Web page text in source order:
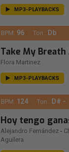
MP3-PLAYBACKS
BPM: 96 Ton.: Db
Take My Breath
Flora Martinez
MP3-PLAYBACKS
BPM: 124 Ton.: D# -
Hoy tengo
Alejandro Fernández -
Aguilera